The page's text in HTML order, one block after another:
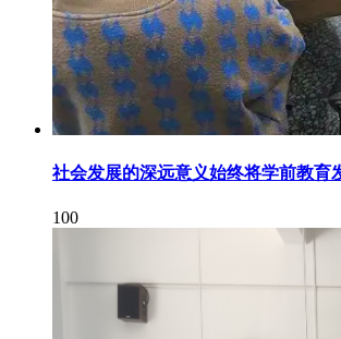
社会发展的深远意义始终将学前教育
100